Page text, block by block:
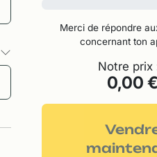
Merci de répondre
concernant ton
Notre prix
0,00 €